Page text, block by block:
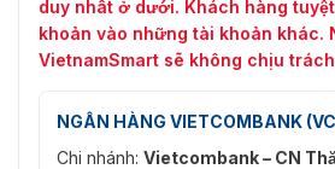
duy nhất ở dưới. Khách hàng
khoản vào những tài khoản khác.
VietnamSmart sẽ không chịu
NGÂN HÀNG VIETCOMBANK
Chi nhánh: Vietcombank – CN